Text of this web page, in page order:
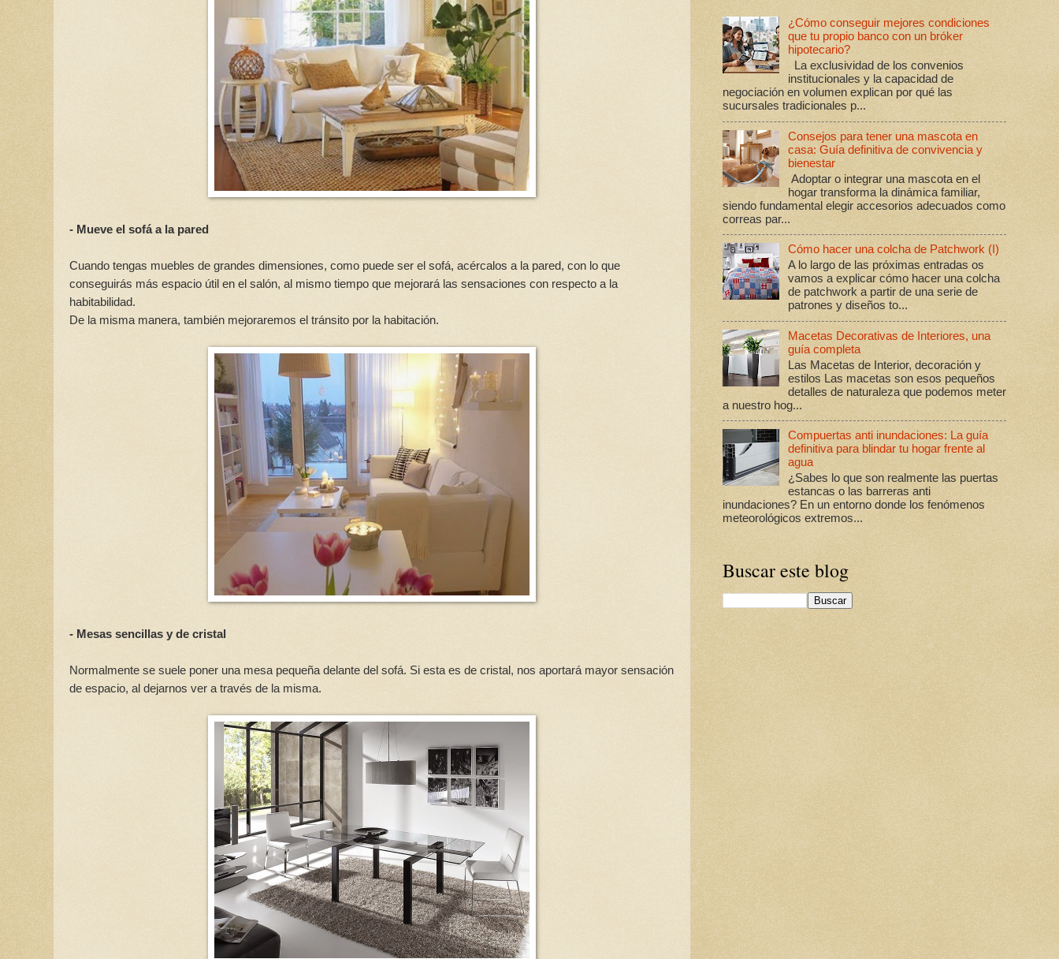
- Mueve el sofá a la pared
Cuando tengas muebles de grandes dimensiones, como puede ser el sofá, acércalos a la pared, con lo que
conseguirás más espacio útil en el salón, al mismo tiempo que mejorará las sensaciones con respecto a la
habitabilidad.
De la misma manera, también mejoraremos el tránsito por la habitación.
- Mesas sencillas y de cristal
Normalmente se suele poner una mesa pequeña delante del sofá. Si esta es de cristal, nos aportará mayor sensación
de espacio, al dejarnos ver a través de la misma.
¿Cómo conseguir mejores condiciones
que tu propio banco con un bróker
hipotecario?
La exclusividad de los convenios
institucionales y la capacidad de
negociación en volumen explican por qué las
sucursales tradicionales p...
Consejos para tener una mascota en
casa: Guía definitiva de convivencia y
bienestar
Adoptar o integrar una mascota en el
hogar transforma la dinámica familiar,
siendo fundamental elegir accesorios adecuados como
correas par...
Cómo hacer una colcha de Patchwork (I)
A lo largo de las próximas entradas os
vamos a explicar cómo hacer una colcha
de patchwork a partir de una serie de
patrones y diseños to...
Macetas Decorativas de Interiores, una
guía completa
Las Macetas de Interior, decoración y
estilos Las macetas son esos pequeños
detalles de naturaleza que podemos meter
a nuestro hog...
Compuertas anti inundaciones: La guía
definitiva para blindar tu hogar frente al
agua
¿Sabes lo que son realmente las puertas
estancas o las barreras anti
inundaciones? En un entorno donde los fenómenos
meteorológicos extremos...
Buscar este blog